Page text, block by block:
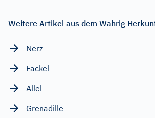
Weitere Artikel aus dem Wahrig
Nerz
Fackel
Allel
Grenadille